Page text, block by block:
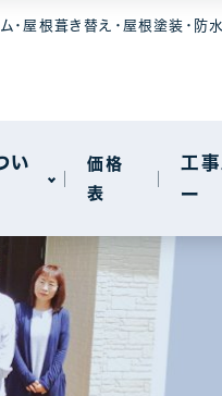
屋根葺き替え・屋根塗装・防
選ばれる理由 6つ
メンテナンスサイク
新着情報
い
屋根素材
モニエル瓦
価格
表
工事
ー
工事メニュー
屋根カバー工事
天窓工事
セキスイハイム
選ばれる理由 6つ
屋根素材
工事メニュー
工場・事務所